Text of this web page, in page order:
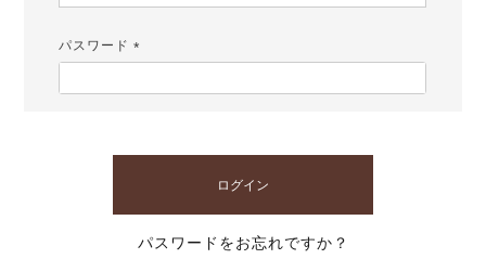
パスワード
ログイン
パスワードをお忘れですか？